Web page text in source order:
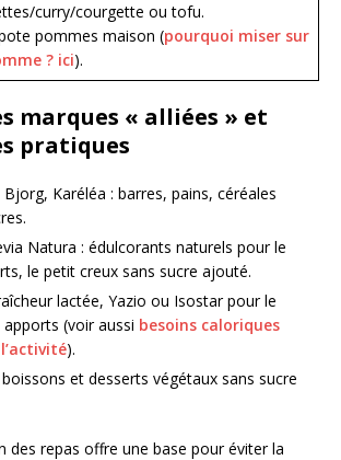
curry/courgette ou tofu.
pommes maison (pourquoi miser sur
? ici).
marques « alliées » et
pratiques
Karéléa : barres, pains, céréales
Natura : édulcorants naturels pour le
le petit creux sans sucre ajouté.
lactée, Yazio ou Isostar pour le
(voir aussi besoins caloriques
).
et desserts végétaux sans sucre
des repas offre une base pour éviter la